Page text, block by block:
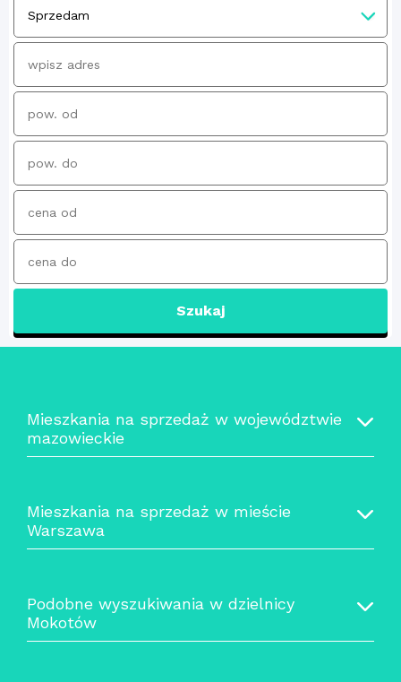
Szukaj
Mieszkania na sprzedaż w województwie
mazowieckie
Mieszkania na sprzedaż w mieście
Warszawa
Podobne wyszukiwania w dzielnicy
Mokotów